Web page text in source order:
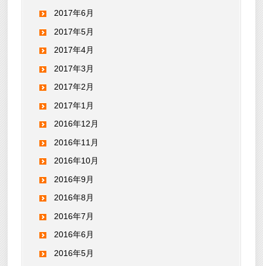
2017年6月
2017年5月
2017年4月
2017年3月
2017年2月
2017年1月
2016年12月
2016年11月
2016年10月
2016年9月
2016年8月
2016年7月
2016年6月
2016年5月